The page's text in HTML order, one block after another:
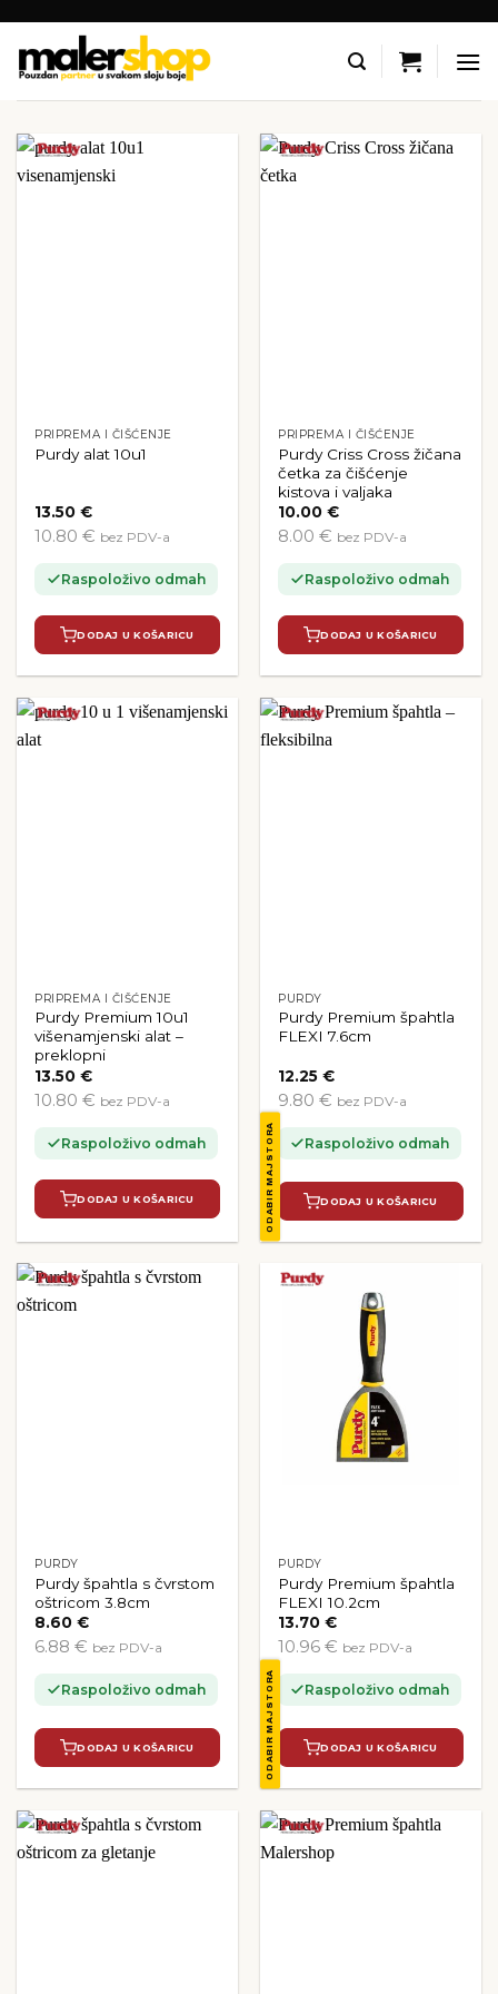
content
PRIPREMA I ČIŠĆENJE
Purdy alat 10u1
13.50€
10.80 € bez PDV-a
Raspoloživo odmah
DODAJ U KOŠARICU
PRIPREMA I ČIŠĆENJE
Purdy Criss Cross žičana
četka za čišćenje
kistova i valjaka
10.00€
8.00 € bez PDV-a
Raspoloživo odmah
DODAJ U KOŠARICU
PRIPREMA I ČIŠĆENJE
Purdy Premium 10u1
višenamjenski alat –
preklopni
13.50€
10.80 € bez PDV-a
Raspoloživo odmah
DODAJ U KOŠARICU ODABIR MAJSTORA
PURDY
Purdy Premium špahtla
FLEXI 7.6cm
12.25€
9.80 € bez PDV-a
Raspoloživo odmah
DODAJ U KOŠARICU
PURDY
Purdy špahtla s čvrstom
oštricom 3.8cm
8.60€
6.88 € bez PDV-a
Raspoloživo odmah
DODAJ U KOŠARICU ODABIR MAJSTORA
PURDY
Purdy Premium špahtla
FLEXI 10.2cm
13.70€
10.96 € bez PDV-a
Raspoloživo odmah
DODAJ U KOŠARICU